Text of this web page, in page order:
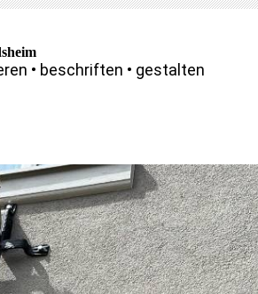
• beschriften • gestalten